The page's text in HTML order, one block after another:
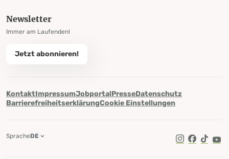
Newsletter
Immer am Laufenden!
Jetzt abonnieren!
KontaktImpressumJobportalPresseDatenschutz
BarrierefreiheitserklärungCookie Einstellungen
TikTok
SpracheDE